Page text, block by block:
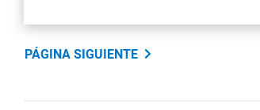
PÁGINA SIGUIENTE